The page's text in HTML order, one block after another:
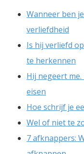
Wanneer ben
verliefdheid
Is hij verliefd
te herkennen
Hij negeert
eisen
Hoe schrijf je
Wel of niet te
7 afknappers: